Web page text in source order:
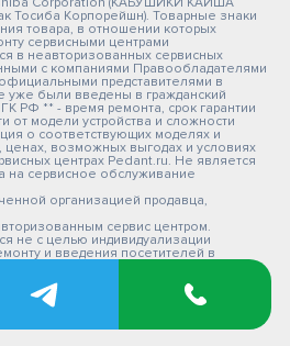
Тосиба Корпорейшн). Товарные знаки
товара, в отношении которых
сервисными центрами
в неавторизованных сервисных
с компаниями Правообладателями
представителями в
уже были введены в гражданский
РФ ** - время ремонта, срок гарантии
от модели устройства и сложности
о соответствующих моделях и
ценах, возможных выгодах и условиях
центрах Pedant.ru. Не является
сервисное обслуживание
организацией продавца,
сервис центром.
не с целью индивидуализации
и введения посетителей в
потребителей о
техники правообладателей.
исключительно информационный